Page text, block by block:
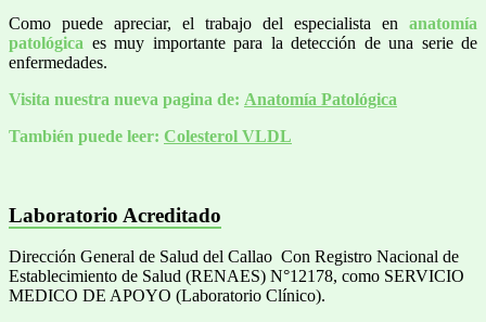
Como puede apreciar, el trabajo del especialista en anatomía
patológica es muy importante para la detección de una serie de
enfermedades.
Visita nuestra nueva pagina de: Anatomía Patológica
También puede leer: Colesterol VLDL
Laboratorio Acreditado
Dirección General de Salud del Callao Con Registro Nacional de
Establecimiento de Salud (RENAES) N°12178, como SERVICIO
MEDICO DE APOYO (Laboratorio Clínico).